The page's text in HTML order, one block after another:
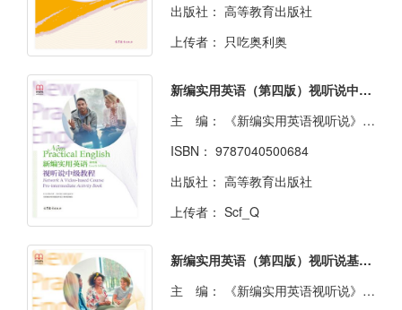
出版社： 高等教育出版社
上传者： 只吃奥利奥
新编实用英语（第四版）视听说中级教程
主 编：
《新编实用英语视听说》教材改编组
ISBN： 9787040500684
出版社： 高等教育出版社
上传者： Scf_Q
新编实用英语（第四版）视听说基础教程
主 编：
《新编实用英语视听说》教材改编组